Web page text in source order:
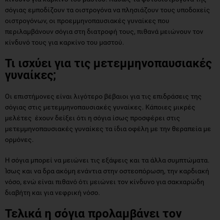
σόγιας εμποδίζουν τα οιστρογόνα να πλησιάζουν τους υποδοχείς
οιστρογόνων, οι προεμμηνοπαυσιακές γυναίκες που
περιλαμβάνουν σόγια στη διατροφή τους, πιθανά μειώνουν τον
κίνδυνό τους για καρκίνο του μαστού.
Τι ισχύει για τις μετεμμηνοπαυσιακές
γυναίκες;
Οι επιστήμονες είναι λιγότερο βέβαιοι για τις επιδράσεις της
σόγιας στις μετεμμηνοπαυσιακές γυναίκες. Κάποιες μικρές
μελέτες έχουν δείξει ότι η σόγια ίσως προσφέρει στις
μετεμμηνοπαυσιακές γυναίκες τα ίδια οφέλη με την θεραπεία με
ορμόνες.
Η σόγια μπορεί να μειώνει τις εξάψεις και τα άλλα συμπτώματα.
Ίσως και να δρα ακόμη ενάντια στην οστεοπόρωση, την καρδιακή
νόσο, ενώ είναι πιθανό ότι μειώνει τον κίνδυνο για σακχαρώδη
διαβήτη και για νεφρική νόσο.
Τελικά η σόγια προλαμβάνει τον